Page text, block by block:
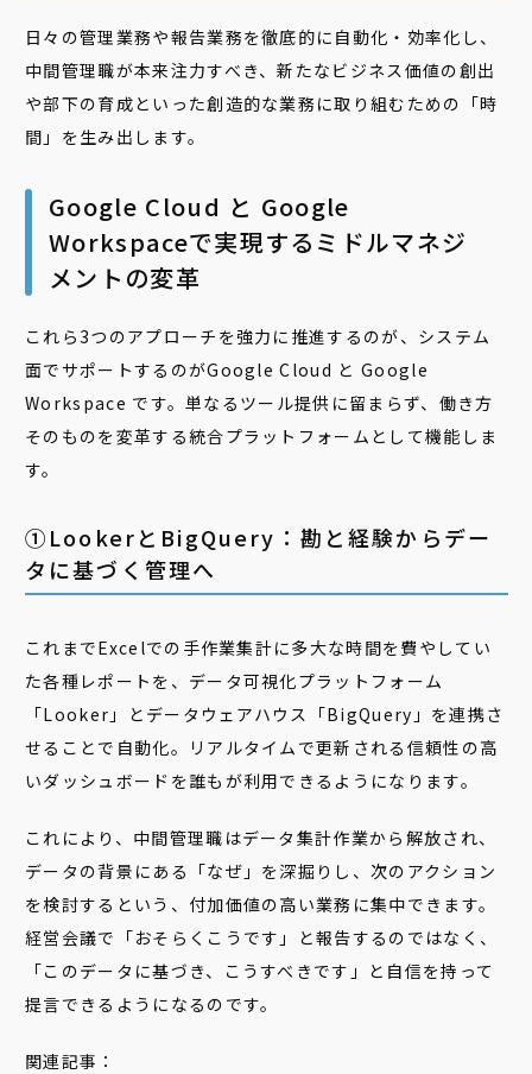
日々の管理業務や報告業務を徹底的に自動化・効率化し、
中間管理職が本来注力すべき、新たなビジネス価値の創出
や部下の育成といった創造的な業務に取り組むための「時
間」を生み出します。
Google Cloud と Google
Workspaceで実現するミドルマネジ
メントの変革
これら3つのアプローチを強力に推進するのが、システム
面でサポートするのがGoogle Cloud と Google
Workspace です。単なるツール提供に留まらず、働き方
そのものを変革する統合プラットフォームとして機能しま
す。
①LookerとBigQuery：勘と経験からデー
タに基づく管理へ
これまでExcelでの手作業集計に多大な時間を費やしてい
た各種レポートを、データ可視化プラットフォーム
「Looker」とデータウェアハウス「BigQuery」を連携さ
せることで自動化。リアルタイムで更新される信頼性の高
いダッシュボードを誰もが利用できるようになります。
これにより、中間管理職はデータ集計作業から解放され、
データの背景にある「なぜ」を深掘りし、次のアクション
を検討するという、付加価値の高い業務に集中できます。
経営会議で「おそらくこうです」と報告するのではなく、
「このデータに基づき、こうすべきです」と自信を持って
提言できるようになるのです。
関連記事：